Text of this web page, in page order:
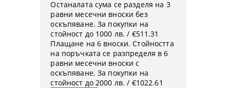
Останалата сума се разделя на 3
равни месечни вноски без
оскъпяване. За покупки на
стойност до 1000 лв. / €511.31
Плащане на 6 вноски. Стойността
на поръчката се разпределя в 6
равни месечни вноски с
оскъпяване. За покупки на
стойност до 2000 лв. / €1022.61